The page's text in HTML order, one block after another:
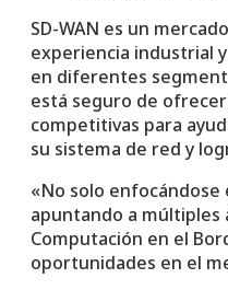
SD-WAN es un
experiencia industrial
en diferentes
está seguro de
competitivas para
su sistema de red y
«No solo enfocándose
apuntando a múltiples
Computación en el
oportunidades en el